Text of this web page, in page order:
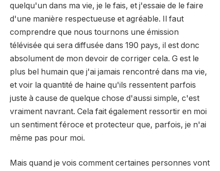
quelqu'un dans ma vie, je le fais, et j'essaie de le faire
d'une manière respectueuse et agréable. Il faut
comprendre que nous tournons une émission
télévisée qui sera diffusée dans 190 pays, il est donc
absolument de mon devoir de corriger cela. G est le
plus bel humain que j'ai jamais rencontré dans ma vie,
et voir la quantité de haine qu'ils ressentent parfois
juste à cause de quelque chose d'aussi simple, c'est
vraiment navrant. Cela fait également ressortir en moi
un sentiment féroce et protecteur que, parfois, je n'ai
même pas pour moi.
Mais quand je vois comment certaines personnes vont